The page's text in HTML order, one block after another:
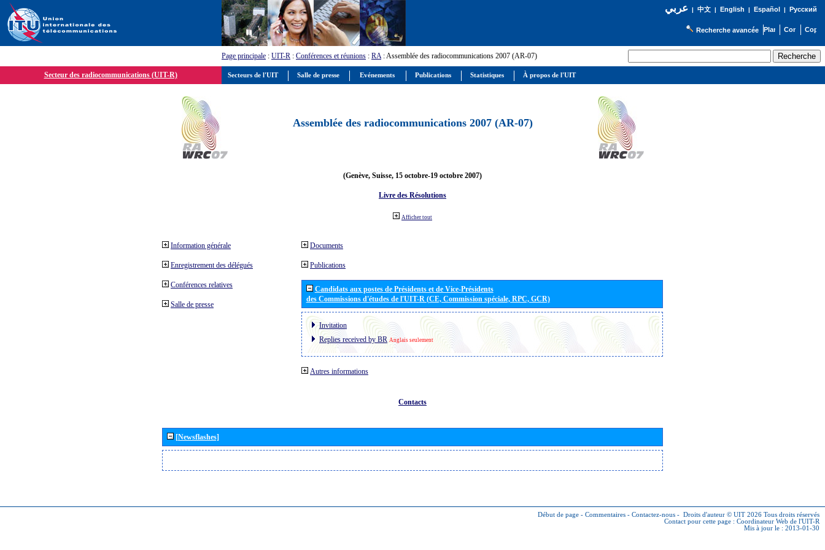
عربي| 中文| English | Español | Русский
Recherche avancée
Page principale : UIT-R : Conférences et réunions : RA: Assemblée des radiocommunications 2007 (AR-07)
Secteur des radiocommunications (UIT-R)
Assemblée des radiocommunications 2007 (AR-07)
(Genève, Suisse, 15 octobre-19 octobre 2007)
Livre des Résolutions
Afficher tout
Information générale
Enregistrement des délégués
Conférences relatives
Salle de presse
Documents
Publications
Candidats aux postes de Présidents et de Vice-Présidents
des Commissions d'études de l'UIT-R (CE, Commission spéciale, RPC, GCR)
Invitation
Replies received by BR Anglais seulement
Autres informations
Contacts
[Newsflashes]
Début de page - Commentaires - Contactez-nous - Droits d'auteur © UIT 2026 Tous droits réservés
Contact pour cette page : Coordinateur Web de l'UIT-R
Mis à jour le : 2013-01-30
Secteurs de l'UIT Salle de presse Evénements Publications Statistiques À propos de l'UIT